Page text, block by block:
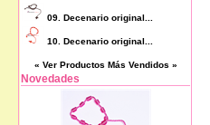
09. Decenario original...
10. Decenario original...
« Ver Productos Más Vendidos »
Novedades